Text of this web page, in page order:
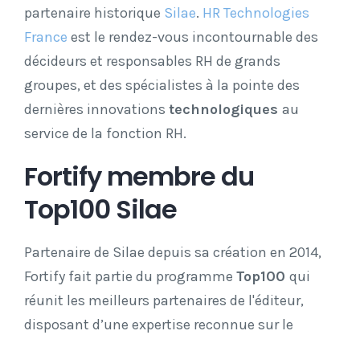
partenaire historique Silae. HR Technologies
France est le rendez-vous incontournable des
décideurs et responsables RH de grands
groupes, et des spécialistes à la pointe des
dernières innovations technologiques au
service de la fonction RH.
Fortify membre du
Top100 Silae
Partenaire de Silae depuis sa création en 2014,
Fortify fait partie du programme Top100 qui
réunit les meilleurs partenaires de l'éditeur,
disposant d’une expertise reconnue sur le